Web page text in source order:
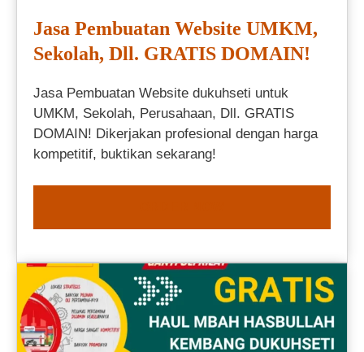
Jasa Pembuatan Website UMKM,
Sekolah, Dll. GRATIS DOMAIN!
Jasa Pembuatan Website dukuhseti untuk
UMKM, Sekolah, Perusahaan, Dll. GRATIS
DOMAIN! Dikerjakan profesional dengan harga
kompetitif, buktikan sekarang!